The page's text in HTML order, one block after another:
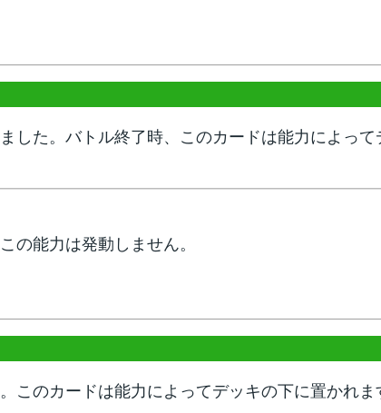
した。バトル終了時、このカードは能力によって
の能力は発動しません。
このカードは能力によってデッキの下に置かれま